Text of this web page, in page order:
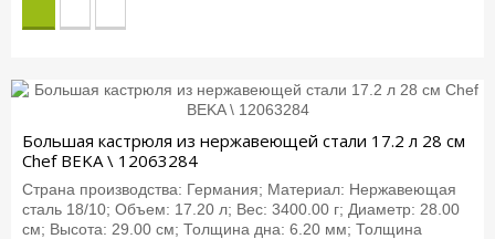
Большая кастрюля из нержавеющей стали 17.2 л 28 см
Chef BEKA \ 12063284
Страна производства: Германия; Материал: Нержавеющая
сталь 18/10; Объем: 17.20 л; Вес: 3400.00 г; Диаметр: 28.00
см; Высота: 29.00 см; Толщина дна: 6.20 мм; Толщина